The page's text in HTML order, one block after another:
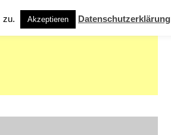
zu. Akzeptieren Datenschutzerklärung